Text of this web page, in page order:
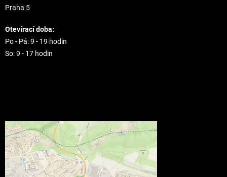
Praha 5
Otevírací doba:
Po - Pá: 9 - 19 hodin
So: 9 - 17 hodin